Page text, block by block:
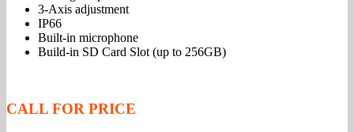
3-Axis adjustment
IP66
Built-in microphone
Build-in SD Card Slot (up to 256GB)
CALL FOR PRICE